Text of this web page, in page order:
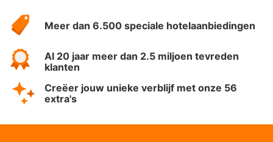
HotelSpecials
Meer dan 6.500 speciale hotelaanbiedingen
Al 20 jaar meer dan 2.5 miljoen tevreden
klanten
Creëer jouw unieke verblijf met onze 56
extra's